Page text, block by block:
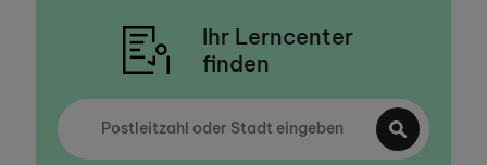
Ihr Lerncenter
finden